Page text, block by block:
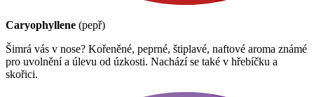
Caryophyllene (pepř)
Šimrá vás v nose? Kořeněné, peprné, štiplavé, naftové aroma známé
pro uvolnění a úlevu od úzkosti. Nachází se také v hřebíčku a
skořici.